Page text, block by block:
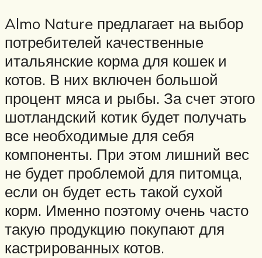
Almo Nature предлагает на выбор
потребителей качественные
итальянские корма для кошек и
котов. В них включен большой
процент мяса и рыбы. За счет этого
шотландский котик будет получать
все необходимые для себя
компоненты. При этом лишний вес
не будет проблемой для питомца,
если он будет есть такой сухой
корм. Именно поэтому очень часто
такую продукцию покупают для
кастрированных котов.